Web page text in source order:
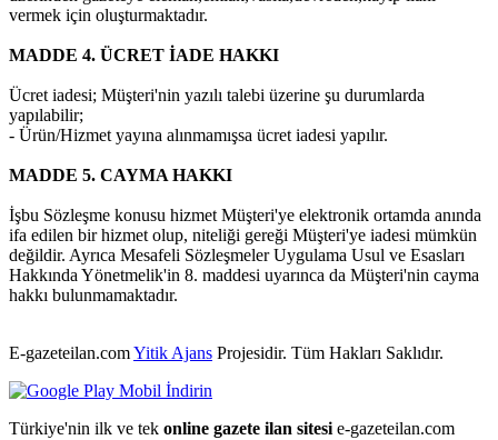
vermek için oluşturmaktadır.
MADDE 4. ÜCRET İADE HAKKI
Ücret iadesi; Müşteri'nin yazılı talebi üzerine şu durumlarda
yapılabilir;
- Ürün/Hizmet yayına alınmamışsa ücret iadesi yapılır.
MADDE 5. CAYMA HAKKI
İşbu Sözleşme konusu hizmet Müşteri'ye elektronik ortamda anında
ifa edilen bir hizmet olup, niteliği gereği Müşteri'ye iadesi mümkün
değildir. Ayrıca Mesafeli Sözleşmeler Uygulama Usul ve Esasları
Hakkında Yönetmelik'in 8. maddesi uyarınca da Müşteri'nin cayma
hakkı bulunmamaktadır.
E-gazeteilan.comYitik Ajans Projesidir. Tüm Hakları Saklıdır.
Türkiye'nin ilk ve tek online gazete ilan sitesi e-gazeteilan.com